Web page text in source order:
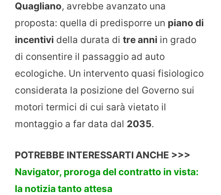
Quagliano, avrebbe avanzato una
proposta: quella di predisporre un piano di
incentivi della durata di tre anni in grado
di consentire il passaggio ad auto
ecologiche. Un intervento quasi fisiologico
considerata la posizione del Governo sui
motori termici di cui sarà vietato il
montaggio a far data dal 2035.
POTREBBE INTERESSARTI ANCHE >>>
Navigator, proroga del contratto in vista:
la notizia tanto attesa